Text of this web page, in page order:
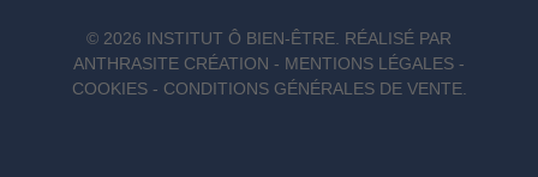
© 2026 INSTITUT Ô BIEN-ÊTRE. RÉALISÉ PAR
ANTHRASITE CRÉATION - MENTIONS LÉGALES -
COOKIES- CONDITIONS GÉNÉRALES DE VENTE.